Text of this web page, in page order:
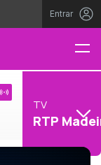
Entrar
TV
RTP